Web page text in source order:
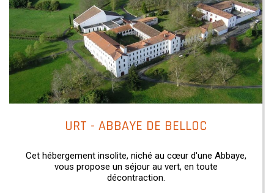
URT - ABBAYE DE BELLOC
Cet hébergement insolite, niché au cœur d'une Abbaye,
vous propose un séjour au vert, en toute
décontraction.